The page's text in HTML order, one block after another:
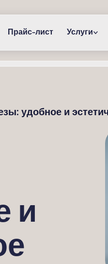
Прайс-лист Услуги
удобное и
и